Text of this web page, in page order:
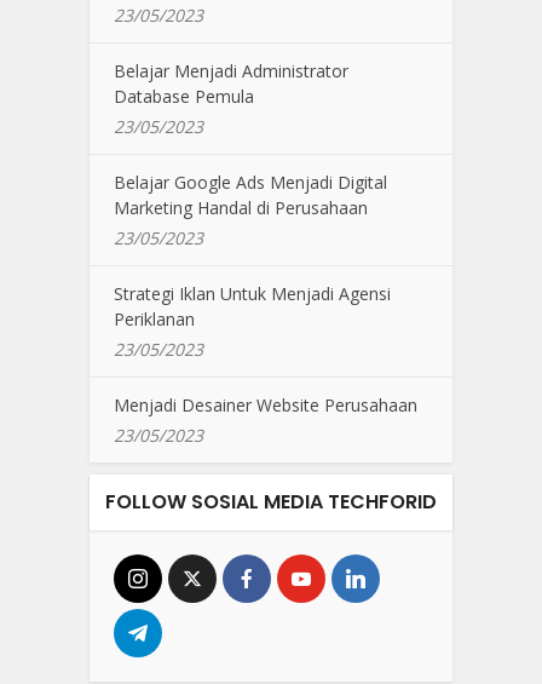
23/05/2023
Belajar Menjadi Administrator
Database Pemula
23/05/2023
Belajar Google Ads Menjadi Digital
Marketing Handal di Perusahaan
23/05/2023
Strategi Iklan Untuk Menjadi Agensi
Periklanan
23/05/2023
Menjadi Desainer Website Perusahaan
23/05/2023
FOLLOW SOSIAL MEDIA TECHFORID